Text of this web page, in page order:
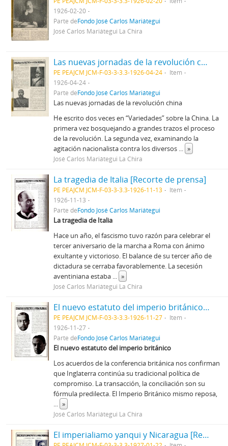
1926-02-20
Parte deFondo José Carlos Mariátegui
José Carlos Mariátegui La Chira
Las nuevas jornadas de la revolución china
PE PEAJCM JCM-F-03-3-3.3-1926-04-24
Item
1926-04-24
Parte deFondo José Carlos Mariátegui
Las nuevas jornadas de la revolución china
He escrito dos veces en “Variedades” sobre la China. La
primera vez bosquejando a grandes trazos el proceso
de la revolución. La segunda vez, examinando la
agitación nacionalista contra los diversos ... »
José Carlos Mariátegui La Chira
La tragedia de Italia [Recorte de prensa]
PE PEAJCM JCM-F-03-3-3.3-1926-11-13
Item
1926-11-13
Parte deFondo José Carlos Mariátegui
La tragedia de Italia
Hace un año, el fascismo tuvo razón para celebrar el
tercer aniversario de la marcha a Roma con ánimo
exultante y victorioso. El balance de su tercer año de
dictadura se cerraba favorablemente. La secesión
aventiniana estaba ... »
José Carlos Mariátegui La Chira
El nuevo estatuto del imperio británico [Recorte de prensa]
PE PEAJCM JCM-F-03-3-3.3-1926-11-27
Item
1926-11-27
Parte deFondo José Carlos Mariátegui
El nuevo estatuto del imperio británico
Los acuerdos de la conferencia británica nos confirman
que Inglaterra continúa su tradicional política de
compromiso. La transacción, la conciliación son su
fórmula predilecta. El Imperio Británico mismo reposa,
... »
José Carlos Mariátegui La Chira
El imperialiamo yanqui y Nicaragua [Recorte de prensa]